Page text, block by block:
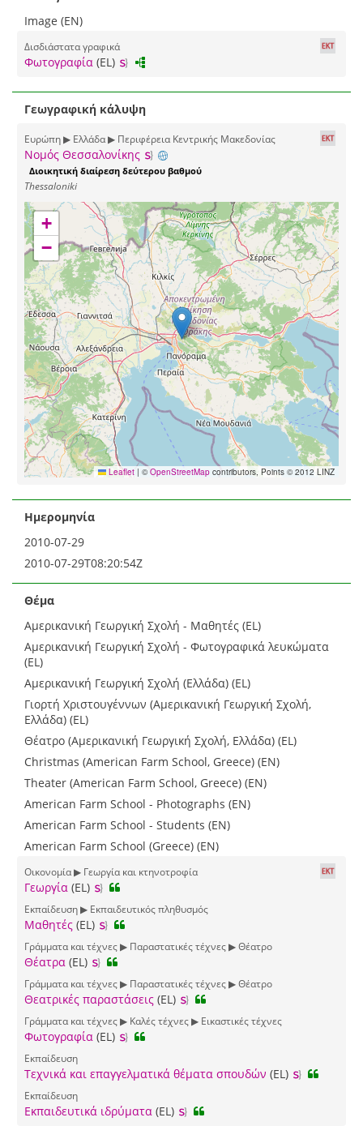
Image (EN)
Δισδιάστατα γραφικά
Φωτογραφία (EL)
Γεωγραφική κάλυψη
Ευρώπη ▶ Ελλάδα ▶ Περιφέρεια Κεντρικής Μακεδονίας
Νομός Θεσσαλονίκης
Διοικητική διαίρεση δεύτερου βαθμού
Thessaloniki
+
−
Leaflet | © OpenStreetMap contributors, Points © 2012 LINZ
Ημερομηνία
2010-07-29
2010-07-29T08:20:54Z
Θέμα
Αμερικανική Γεωργική Σχολή - Μαθητές (EL)
Αμερικανική Γεωργική Σχολή - Φωτογραφικά λευκώματα
(EL)
Αμερικανική Γεωργική Σχολή (Ελλάδα) (EL)
Γιορτή Χριστουγέννων (Αμερικανική Γεωργική Σχολή,
Ελλάδα) (EL)
Θέατρο (Αμερικανική Γεωργική Σχολή, Ελλάδα) (EL)
Christmas (American Farm School, Greece) (EN)
Theater (American Farm School, Greece) (EN)
American Farm School - Photographs (EN)
American Farm School - Students (EN)
American Farm School (Greece) (EN)
Οικονομία ▶ Γεωργία και κτηνοτροφία
Γεωργία (EL)
Εκπαίδευση ▶ Εκπαιδευτικός πληθυσμός
Μαθητές (EL)
Γράμματα και τέχνες ▶ Παραστατικές τέχνες ▶ Θέατρο
Θέατρα (EL)
Γράμματα και τέχνες ▶ Παραστατικές τέχνες ▶ Θέατρο
Θεατρικές παραστάσεις (EL)
Γράμματα και τέχνες ▶ Καλές τέχνες ▶ Εικαστικές τέχνες
Φωτογραφία (EL)
Εκπαίδευση
Τεχνικά και επαγγελματικά θέματα σπουδών (EL)
Εκπαίδευση
Εκπαιδευτικά ιδρύματα (EL)